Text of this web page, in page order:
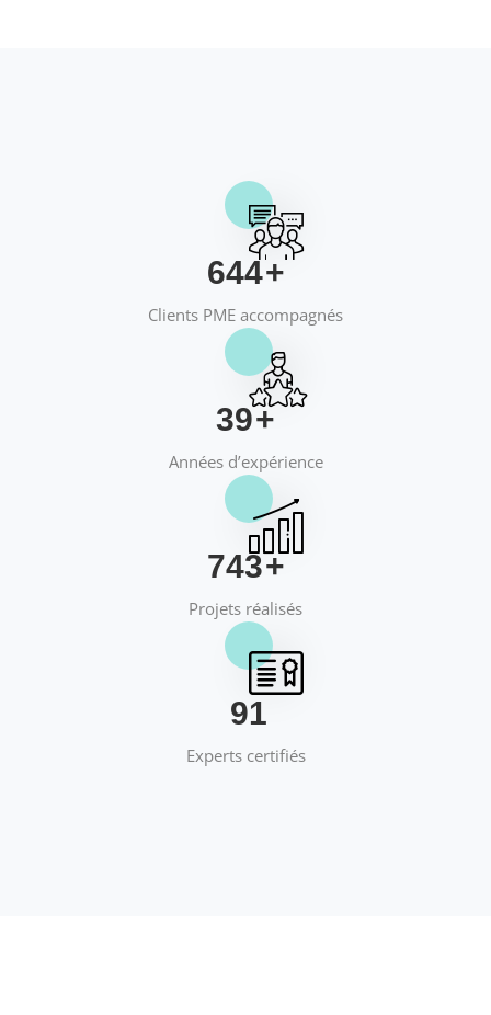
658+
Clients PME accompagnés
40+
Années d’expérience
769+
Projets réalisés
95
Experts certifiés